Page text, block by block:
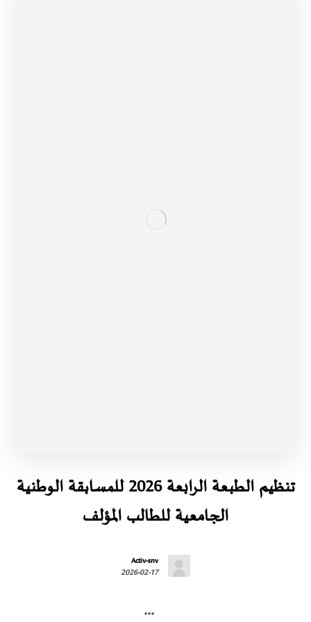
تنظيم الطبعة الرابعة 2026 للمسابقة الوطنية
الجامعية للطالب المؤلف
Activ-snv
2026-02-17
...